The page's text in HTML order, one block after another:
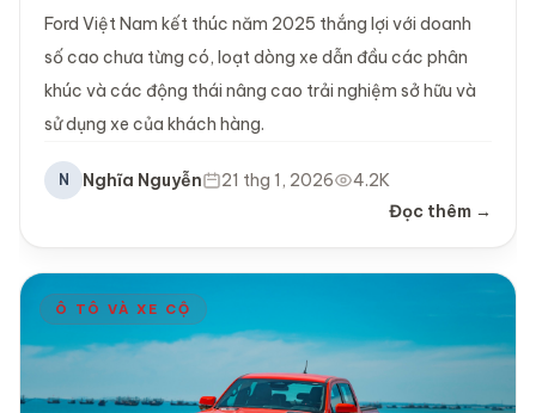
Ford Việt Nam kết thúc năm 2025 thắng lợi với doanh
số cao chưa từng có, loạt dòng xe dẫn đầu các phân
khúc và các động thái nâng cao trải nghiệm sở hữu và
sử dụng xe của khách hàng.
N Nghĩa Nguyễn 21 thg 1, 2026
4.2K
Đọc thêm →
Ô TÔ VÀ XE CỘ